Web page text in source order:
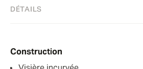
DÉTAILS
Construction